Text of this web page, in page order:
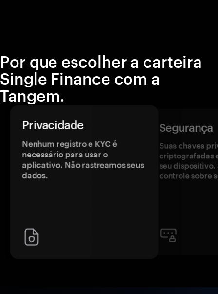
Por que escolher a carteira
Single Finance com a
Tangem.
Privacidade
Nenhum registro e KYC é
necessário para usar o
aplicativo. Não rastreamos seus
dados.
Segurança
Suas chaves
criptografadas
seu dispositivo.
controle sobre